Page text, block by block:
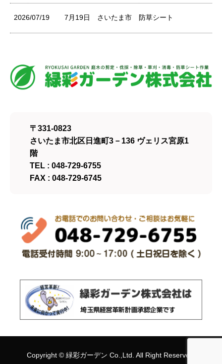
2026/07/19 7月19日 さいたま市 防草シート
〒331-0823
さいたま市北区日進町3－136 ヴェリス宮原1
階
TEL : 048-729-6755
FAX : 048-729-6745
Copyright © 緑彩ガーデン Co.,Ltd. All Right Reserved.